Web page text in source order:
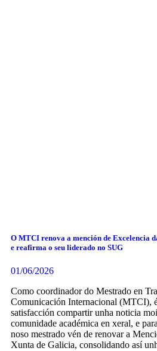
O MTCI renova a mención de Excelencia
e reafirma o seu liderado no SUG
01/06/2026
Como coordinador do Mestrado en
Comunicación Internacional (MTCI),
satisfacción compartir unha noticia
comunidade académica en xeral, e
noso mestrado vén de renovar a
Xunta de Galicia, consolidando así